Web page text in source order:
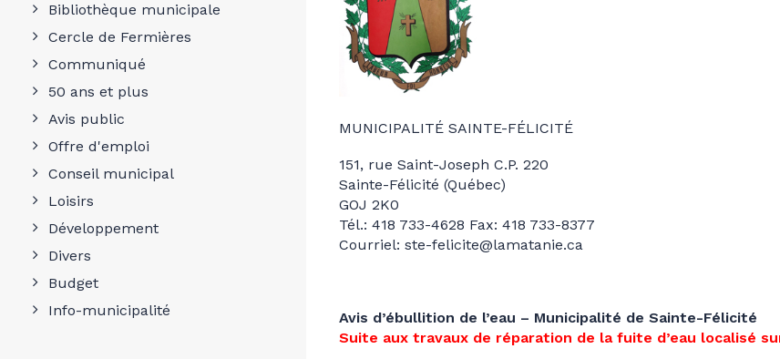
Bibliothèque municipale
Cercle de Fermières
Communiqué
50 ans et plus
Avis public
Offre d'emploi
Conseil municipal
Loisirs
Développement
Divers
Budget
Info-municipalité
MUNICIPALITÉ SAINTE-FÉLICITÉ
151, rue Saint-Joseph C.P. 220
Sainte-Félicité (Québec)
GOJ 2K0
Tél.: 418 733-4628 Fax: 418 733-8377
Courriel: ste-felicite@lamatanie.ca
Avis d’ébullition de l’eau – Municipalité de Sainte-Félicité
Suite aux travaux de réparation de la fuite d’eau localisé